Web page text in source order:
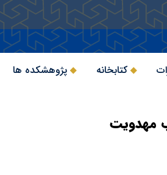
کتابخانه پژوهشکده ها
مهدويت